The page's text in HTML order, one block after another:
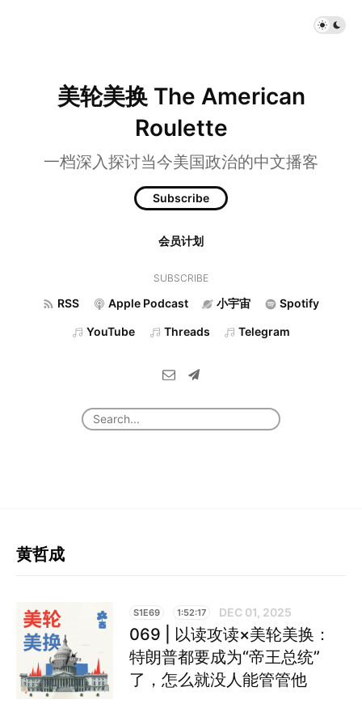
美轮美换 The American
Roulette
一档深入探讨当今美国政治的中文播客
Subscribe
会员计划
SUBSCRIBE
RSS Apple Podcast 小宇宙 Spotify
YouTube Threads Telegram
黄哲成
S1E69 1:52:17 DEC 01, 2025
069 | 以读攻读×美轮美换：
特朗普都要成为“帝王总统”
了，怎么就没人能管管他